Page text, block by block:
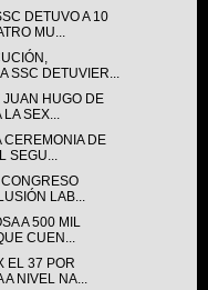
DETUVO A 10
MU...
SSC DETUVIER...
HUGO DE
LA SEX...
CEREMONIA DE
SEGU...
LAB...
A 500 MIL
CUEN...
EL 37 POR
A NIVEL NA...